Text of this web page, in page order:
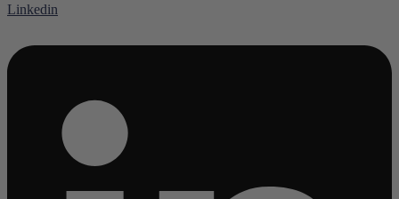
Linkedin